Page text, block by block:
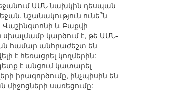
ԱՄՆ նախկին դեսպան
նշանակություն ունե՞ն
Վաշինգտոնի և Բաքվի
կարծում է, թե ԱՄՆ-
համար անհրաժեշտ են
է հեռացրել կողմերին:
է անցում կատարել
իրագործումը, ինչպիսին են
սառեցումը: